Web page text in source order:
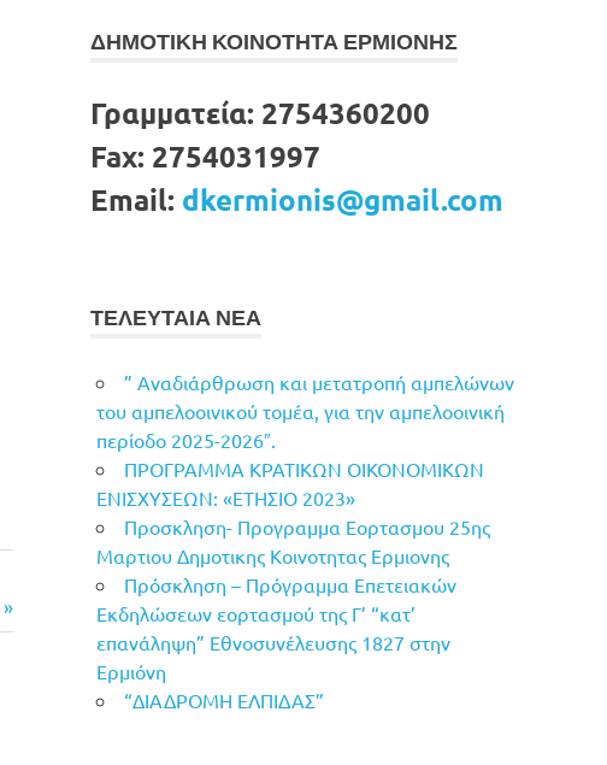
ΔΗΜΟΤΙΚΗ ΚΟΙΝΟΤΗΤΑ ΕΡΜΙΟΝΗΣ
Γραμματεία: 2754360200
Fax: 2754031997
Email: dkermionis@gmail.com
ΤΕΛΕΥΤΑΙΑ ΝΕΑ
” Αναδιάρθρωση και μετατροπή αμπελώνων
του αμπελοοινικού τομέα, για την αμπελοοινική
περίοδο 2025-2026″.
ΠΡΟΓΡΑΜΜΑ ΚΡΑΤΙΚΩΝ ΟΙΚΟΝΟΜΙΚΩΝ
ΕΝΙΣΧΥΣΕΩΝ: «ΕΤΗΣΙΟ 2023»
Προσκληση- Προγραμμα Εορτασμου 25ης
Μαρτιου Δημοτικης Κοινοτητας Ερμιονης
Πρόσκληση – Πρόγραμμα Επετειακών
Εκδηλώσεων εορτασμού της Γ’ “κατ’
επανάληψη” Εθνοσυνέλευσης 1827 στην
Ερμιόνη
“ΔΙΑΔΡΟΜΗ ΕΛΠΙΔΑΣ”